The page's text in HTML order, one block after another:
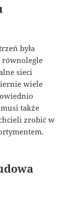
była
równolegle
sieci
wiele
także
zrobić w